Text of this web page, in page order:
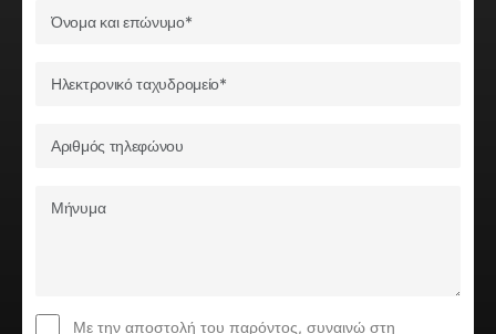
Με την αποστολή του παρόντος, συναινώ στη